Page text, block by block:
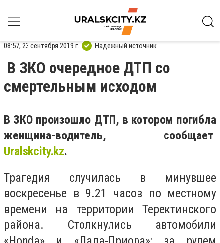
08:57, 23 сентября 2019 г. Надежный источник
В ЗКО очередное ДТП со
смертельным исходом
В ЗКО произошло ДТП,​ в котором погибла
женщина-водитель, сообщает
Uralskcity.kz.
Трагедия случилась в минувшее
воскресенье в 9.21 часов по местному
времени на территории Теректинского​
района. Столкнулись автомобили